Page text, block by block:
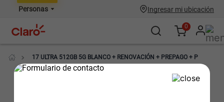
Personas Ingresar mi ubicación
0
17 ULTRA 512GB 5G BLANCO + RENOVACIÓN + PREPAGO + P